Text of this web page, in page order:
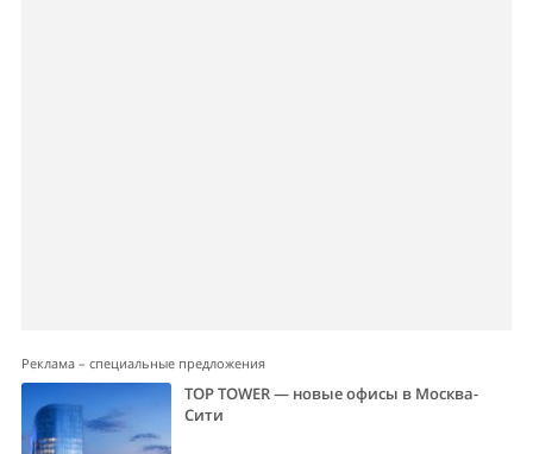
Реклама – специальные предложения
TOP TOWER — новые офисы в Москва-
Сити